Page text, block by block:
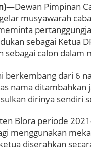
—Dewan Pimpinan
musyawarah
sebagai Ketua
sebagai calon dalam
berkembang dari 6
nama
dirinya sendiri
Blora periode
menggunakan
diserahkan